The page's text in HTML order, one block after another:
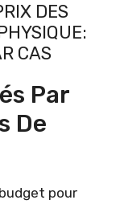
DES
CAS
Par
De
pour